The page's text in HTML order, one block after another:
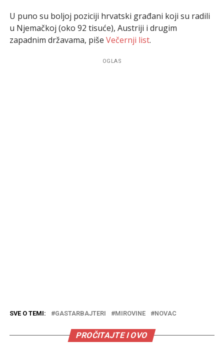
U puno su boljoj poziciji hrvatski građani koji su radili
u Njemačkoj (oko 92 tisuće), Austriji i drugim
zapadnim državama, piše Večernji list.
OGLAS
SVE O TEMI: GASTARBAJTERI MIROVINE NOVAC
PROČITAJTE I OVO